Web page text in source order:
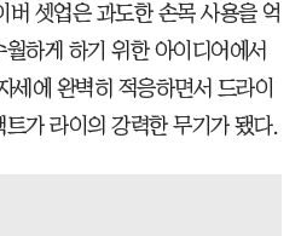
셋업은 과도한 손목 사용을 억
하게 하기 위한 아이디어에서
세에 완벽히 적응하면서 드라이
가 라이의 강력한 무기가 됐다.